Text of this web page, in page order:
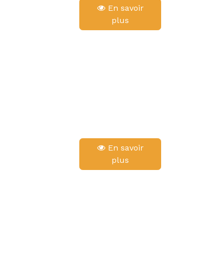
En savoir
plus
En savoir
plus